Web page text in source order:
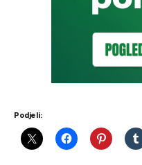
Podjeli: